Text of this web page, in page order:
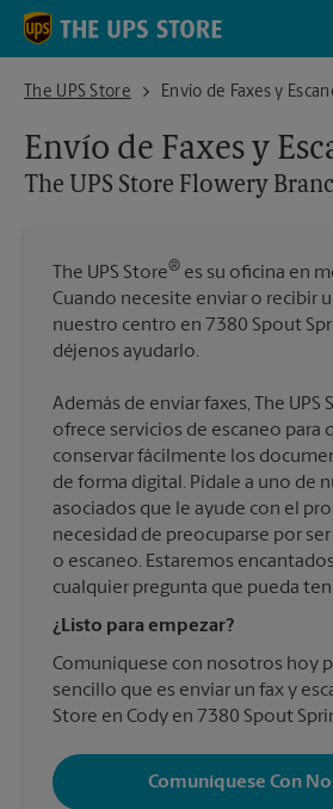
Skip to content
Return to Nav
The UPS Store
The UPS Store Flowery Branch
Envío de Faxes y
Envío de Faxes y
The UPS Store Flowery
The UPS Store® es su oficina en
Cuando necesite enviar o recibir
nuestro centro en 7380 Spout
déjenos ayudarlo.
Además de enviar faxes, The UPS
ofrece servicios de escaneo para
conservar fácilmente los
de forma digital. Pídale a uno de
asociados que le ayude con el
necesidad de preocuparse por
o escaneo. Estaremos
cualquier pregunta que pueda
¿Listo para empezar?
Comuníquese con nosotros hoy
sencillo que es enviar un fax y
Store en Cody en 7380 Spout
Comuníquese Con